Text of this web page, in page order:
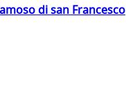
di san Francesco